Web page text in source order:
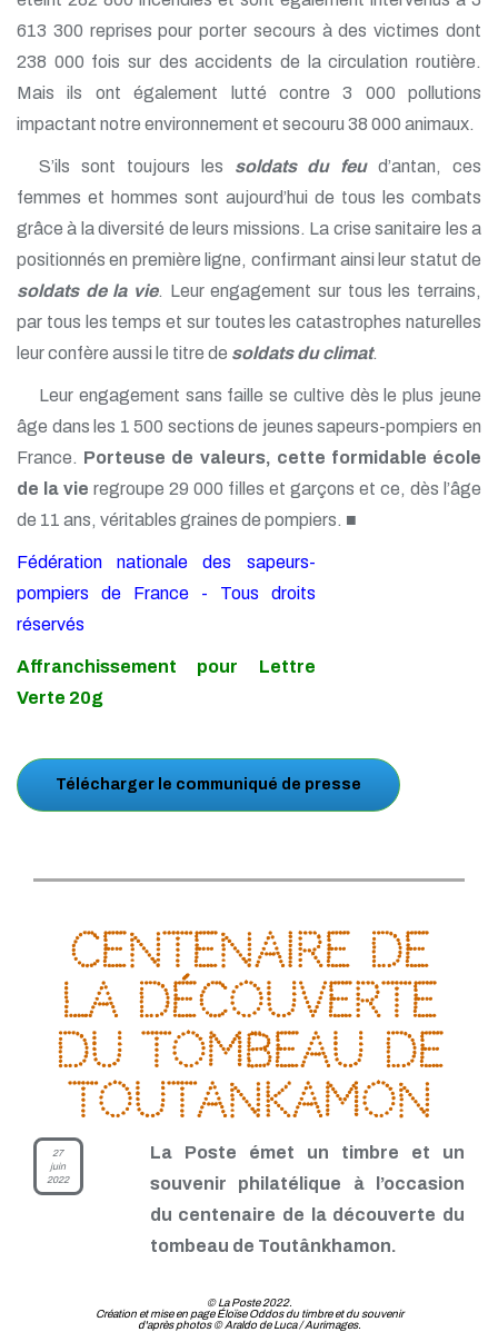
613 300 reprises pour porter secours à des victimes dont
238 000 fois sur des accidents de la circulation routière.
Mais ils ont également lutté contre 3 000 pollutions
impactant notre environnement et secouru 38 000 animaux.
S’ils sont toujours les soldats du feud’antan, ces
femmes et hommes sont aujourd’hui de tous les combats
grâce à la diversité de leurs missions. La crise sanitaire les a
positionnés en première ligne, confirmant ainsi leur statut de
soldats de la vie. Leur engagement sur tous les terrains,
par tous les temps et sur toutes les catastrophes naturelles
leur confère aussi le titre de soldats du climat.
Leur engagement sans faille se cultive dès le plus jeune
âge dans les 1 500 sections de jeunes sapeurs-pompiers en
France. Porteuse de valeurs, cette formidable école
de la vie regroupe 29 000 filles et garçons et ce, dès l’âge
de 11 ans, véritables graines de pompiers. ■
Fédération nationale des sapeurs-
pompiers de France - Tous droits
réservés
Affranchissement pour Lettre
Verte 20g
Télécharger le communiqué de presse
Centenaire de
la découverte
du tombeau de
Toutankamon
27
juin
2022
La Poste émet un timbre et un
souvenir philatélique à l’occasion
du centenaire de la découverte du
tombeau de Toutânkhamon.
© La Poste 2022.
Création et mise en page Éloïse Oddos du timbre et du souvenir
d'après photos © Araldo de Luca / Aurimages.